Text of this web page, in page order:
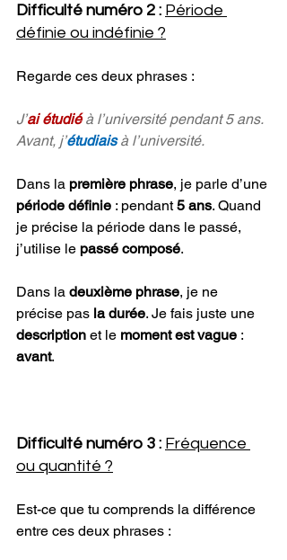
Difficulté numéro 2 : Période
définie ou indéfinie ?
Regarde ces deux phrases :
J’ai étudié à l’université pendant 5 ans.
Avant, j’étudiais à l’université.
Dans la première phrase, je parle d’une
période définie : pendant 5 ans. Quand
je précise la période dans le passé,
j’utilise le passé composé.
Dans la deuxième phrase, je ne
précise pas la durée. Je fais juste une
description et le moment est vague :
avant.
Difficulté numéro 3 : Fréquence
ou quantité ?
Est-ce que tu comprends la différence
entre ces deux phrases :